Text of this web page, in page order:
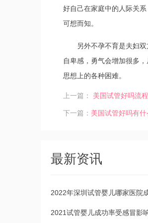
好自己在家庭中的人际关
可想而知。
另外不孕不育是夫妇
自卑感，勇气会增加很多
思想上的各种困难。
上一篇： 美国试管好吗流
下一篇： 美国试管好吗有什
最新资讯
2022年深圳试管婴儿哪家医院
2021试管婴儿成功率受感冒影